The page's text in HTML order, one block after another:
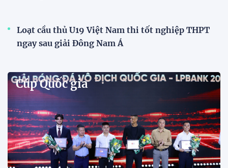
Loạt cầu thủ U19 Việt Nam thi tốt nghiệp THPT
ngay sau giải Đông Nam Á
Cúp Quốc gia